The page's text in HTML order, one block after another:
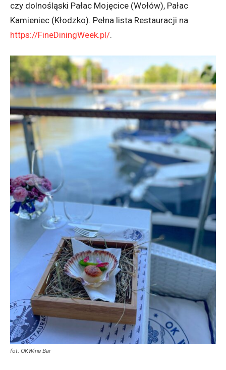
czy dolnośląski Pałac Mojęcice (Wołów), Pałac
Kamieniec (Kłodzko). Pełna lista Restauracji na
https://FineDiningWeek.pl/.
fot. OKWine Bar